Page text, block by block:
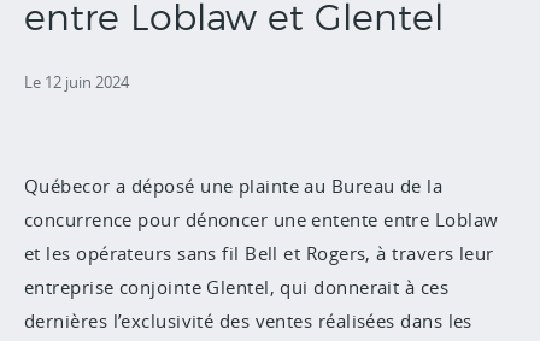
entre Loblaw et Glentel
Le 12 juin 2024
Québecor a déposé une plainte au Bureau de la
concurrence pour dénoncer une entente entre Loblaw
et les opérateurs sans fil Bell et Rogers, à travers leur
entreprise conjointe Glentel, qui donnerait à ces
dernières l’exclusivité des ventes réalisées dans les